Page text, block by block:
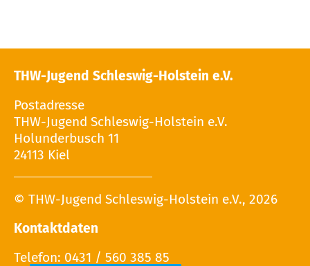
THW-Jugend Schleswig-Holstein e.V.
Postadresse
THW-Jugend Schleswig-Holstein e.V.
Holunderbusch 11
24113 Kiel
© THW-Jugend Schleswig-Holstein e.V., 2026
Kontaktdaten
Telefon: 0431 / 560 385 85